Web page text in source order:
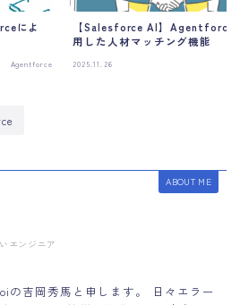
によ
Agentforce
【Salesforce AI】Agentforce
用した人材マッチング機能
2025.11.26
ABOUT ME
エンジニア
の吉岡秀馬と申します。 日々エラー